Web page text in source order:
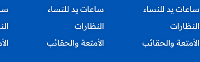
ساعات يد للنساء
النظارات
الأمتعة والحقائب
ساعات يد للنساء
النظارات
الأمتعة والحقائب